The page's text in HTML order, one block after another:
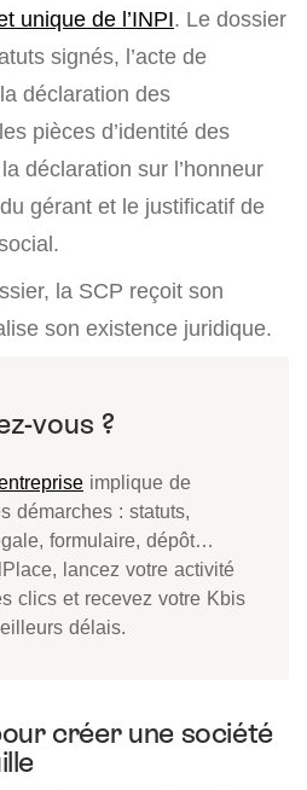
unique de l’INPI. Le dossier
signés, l’acte de
déclaration des
pièces d’identité des
déclaration sur l’honneur
gérant et le justificatif de
la SCP reçoit son
son existence juridique.
implique de
démarches : statuts,
formulaire, dépôt…
lancez votre activité
clics et recevez votre Kbis
délais.
créer une société